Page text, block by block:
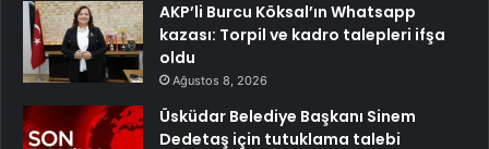
AKP’li Burcu Köksal’ın Whatsapp
kazası: Torpil ve kadro talepleri ifşa
oldu
Ağustos 8, 2026
Üsküdar Belediye Başkanı Sinem
Dedetaş için tutuklama talebi